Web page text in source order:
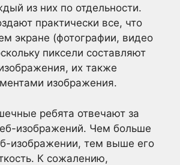
из них по отдельности.
практически все, что
экране (фотографии, видео
пиксели составляют
их также
изображения.
ребята отвечают за
изображений. Чем больше
изображении, тем выше его
К сожалению,